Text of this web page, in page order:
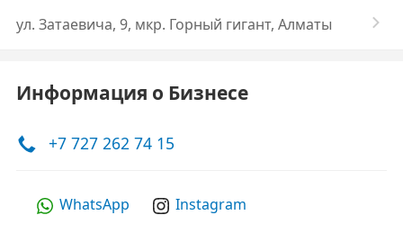
ул. ​Затаевича, 9, мкр. Горный гигант, Алматы
Информация о Бизнесе
+7 727 262 74 15
WhatsApp Instagram